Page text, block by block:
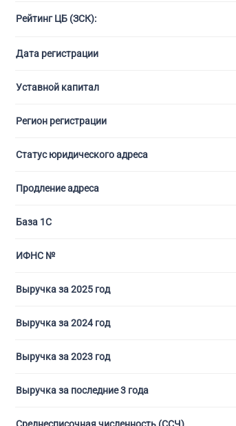
Рейтинг ЦБ (ЗСК):
Дата регистрации
Уставной капитал
Регион регистрации
Статус юридического адреса
Продление адреса
База 1С
ИФНС №
Выручка за 2025 год
Выручка за 2024 год
Выручка за 2023 год
Выручка за последние 3 года